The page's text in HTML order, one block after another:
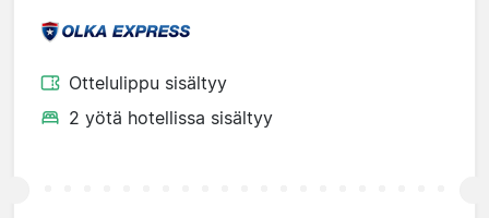
Ottelulippu sisältyy
2 yötä hotellissa sisältyy